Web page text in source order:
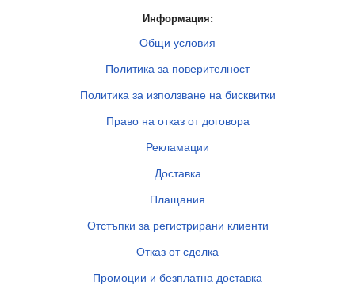
Информация:
Общи условия
Политика за поверителност
Политика за използване на бисквитки
Право на отказ от договора
Рекламации
Доставка
Плащания
Отстъпки за регистрирани клиенти
Отказ от сделка
Промоции и безплатна доставка